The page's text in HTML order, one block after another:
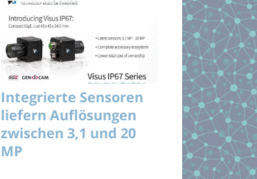
Integrierte Sensoren
liefern Auflösungen
zwischen 3,1 und 20
MP